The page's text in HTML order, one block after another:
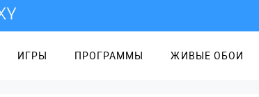
ИГРЫ ПРОГРАММЫ ЖИВЫЕ ОБОИ